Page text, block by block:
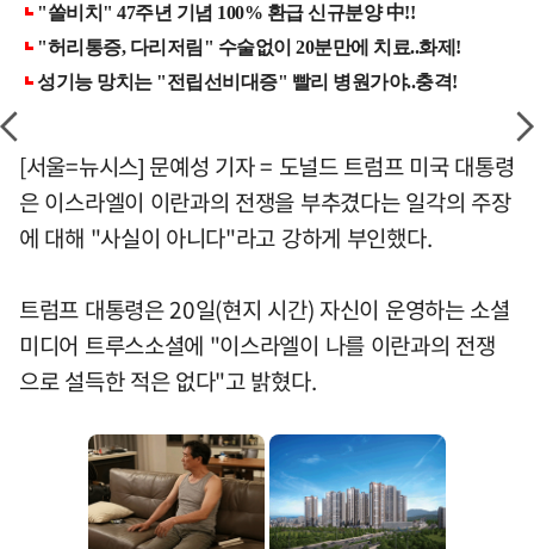
[서울=뉴시스] 문예성 기자 = 도널드 트럼프 미국 대통령
은 이스라엘이 이란과의 전쟁을 부추겼다는 일각의 주장
에 대해 "사실이 아니다"라고 강하게 부인했다.
트럼프 대통령은 20일(현지 시간) 자신이 운영하는 소셜
미디어 트루스소셜에 "이스라엘이 나를 이란과의 전쟁
으로 설득한 적은 없다"고 밝혔다.